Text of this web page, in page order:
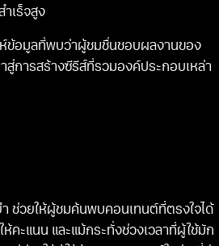
เร็จสูง
ห์ข้อมูลที่พบว่าผู้ชมชื่นชอบผลงานของ
สู่การสร้างซีรีส์ที่รวมองค์ประกอบเหล่า
ช่วยให้ผู้ชมค้นพบคอนเทนต์ที่ตรงใจได้
คะแนน และแม้กระทั่งช่วงเวลาที่ผู้ใช้มัก